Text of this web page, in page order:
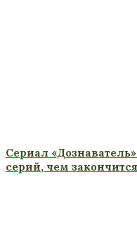
Сериал
серий, чем закончится